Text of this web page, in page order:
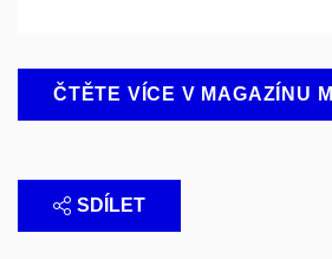
ČTĚTE VÍCE V MAGAZÍNU M
SDÍLET